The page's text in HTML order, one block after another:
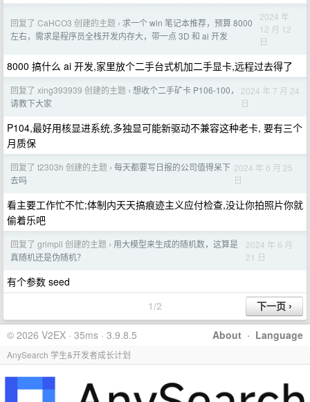
回复了 CaHCO3 创建的主题 › 求一个 win 笔记本推荐，预算 8000
左右，需求是程序员全栈开发内存大，带一点 3D 和 ai 开发
2024 年
12 月 12
日
8000 搞什么 ai 开发,家里放个二手台式机加二手显卡,远程过去得了
回复了 xing393939 创建的主题 › 想收个二手矿卡 P106-100，
请教下大家
2024 年 7 月 24
日
P104,最好用核显进系统,多独显可能新驱动不兼容这种老卡, 要有三个
月质保
回复了 t2303h 创建的主题 › 每天都要写日报的公司值得呆下
去吗
2024 年 6 月 25
日
看主要工作忙不忙;体制内天天搞痕迹主义应付检查,没让你拍照片你就
偷着乐吧
回复了 grimpil 创建的主题 › 用大模型来生成的随机数，这算是
真随机还是伪随机？
2024 年 6 月
21 日
有个参数 seed
1/2
About · Language
© 2026 V2EX · 35ms · 3.9.8.5
AnySearch 学生&开发者成长计划